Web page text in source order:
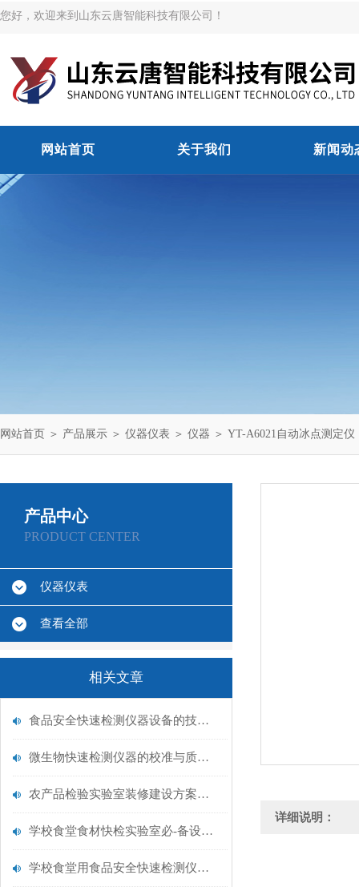
您好，欢迎来到山东云唐智能科技有限公司！
网站首页 关于我们 新闻动
网站首页 ＞ 产品展示 ＞ 仪器仪表 ＞ 仪器 ＞ YT-A6021自动冰点测定仪
产品中心
PRODUCT CENTER
仪器仪表
查看全部
相关文章
食品安全快速检测仪器设备的技术演进与应用场景
微生物快速检测仪器的校准与质控：保证结果准确性的黄金法则
农产品检验实验室装修建设方案仪器配置清单@云唐仪器
学校食堂食材快检实验室必-备设备清单【云唐仪器推荐】
学校食堂用食品安全快速检测仪器【行业推荐】云唐食品安全检测仪
详细说明：